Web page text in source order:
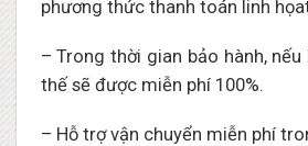
phương thức thanh toán linh
– Trong thời gian bảo hành,
thế sẽ được miễn phí 100%.
– Hỗ trợ vận chuyển miễn phí